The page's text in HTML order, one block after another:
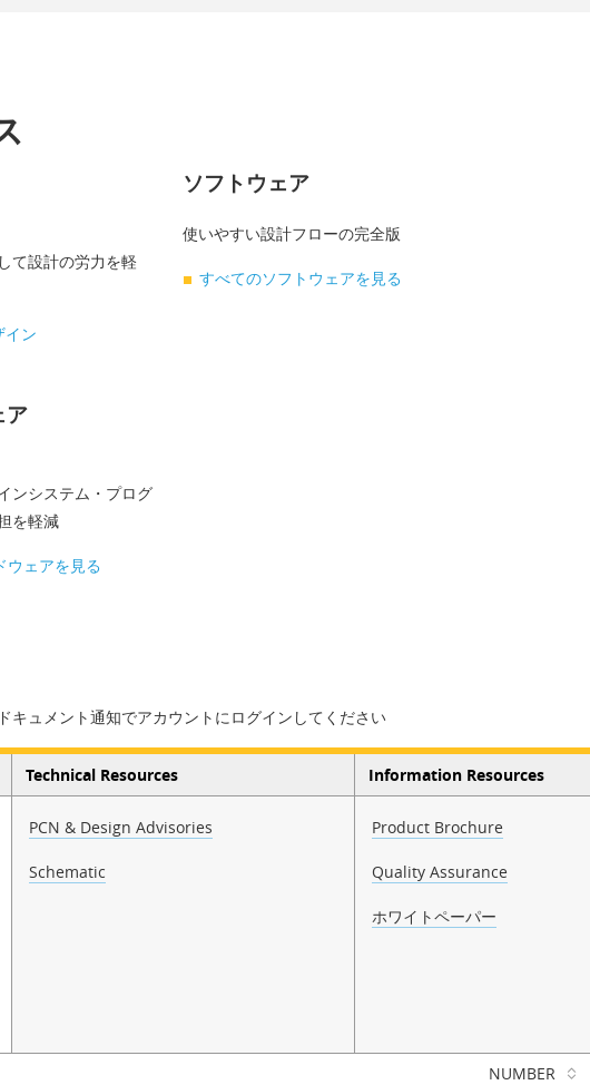
て設計の労力を軽
イン
ソフトウェア
使いやすい設計フローの完全版
すべてのソフトウェアを見る
ア
ンシステム・プログ
を軽減
ウェアを見る
キュメント通知でアカウントにログインしてください
Technical Resources
PCN & Design Advisories
Schematic
Information Resources
Product Brochure
Quality Assurance
ホワイトペーパー
NUMBER